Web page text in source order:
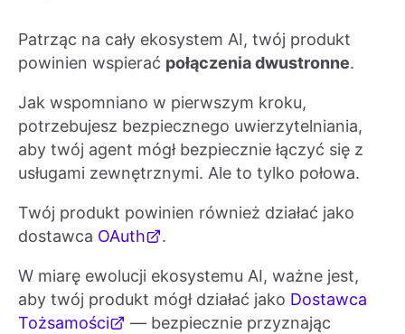
Patrząc na cały ekosystem AI, twój produkt
powinien wspierać połączenia dwustronne.
Jak wspomniano w pierwszym kroku,
potrzebujesz bezpiecznego uwierzytelniania,
aby twój agent mógł bezpiecznie łączyć się z
usługami zewnętrznymi. Ale to tylko połowa.
Twój produkt powinien również działać jako
dostawca OAuth .
W miarę ewolucji ekosystemu AI, ważne jest,
aby twój produkt mógł działać jako Dostawca
Tożsamości
— bezpiecznie przyznając